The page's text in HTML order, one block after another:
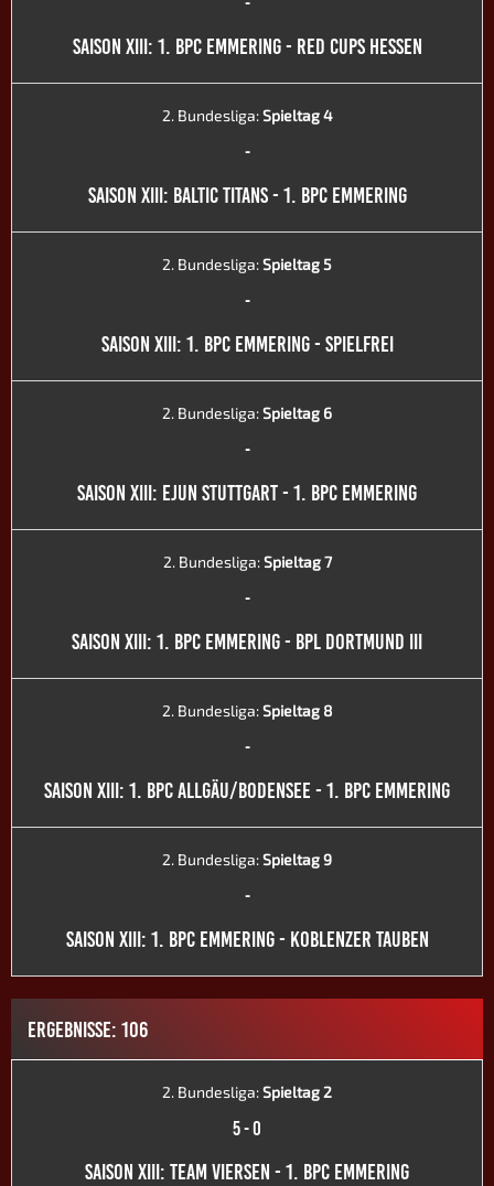
SAISON XIII: 1. BPC EMMERING - RED CUPS HESSEN
2. Bundesliga:Spieltag 4
-
SAISON XIII: BALTIC TITANS - 1. BPC EMMERING
2. Bundesliga:Spieltag 5
-
SAISON XIII: 1. BPC EMMERING - SPIELFREI
2. Bundesliga:Spieltag 6
-
SAISON XIII: EJUN STUTTGART - 1. BPC EMMERING
2. Bundesliga:Spieltag 7
-
SAISON XIII: 1. BPC EMMERING - BPL DORTMUND III
2. Bundesliga:Spieltag 8
-
SAISON XIII: 1. BPC ALLGÄU/BODENSEE - 1. BPC EMMERING
2. Bundesliga:Spieltag 9
-
SAISON XIII: 1. BPC EMMERING - KOBLENZER TAUBEN
ERGEBNISSE: 106
2. Bundesliga:Spieltag 2
5-0
SAISON XIII: TEAM VIERSEN - 1. BPC EMMERING